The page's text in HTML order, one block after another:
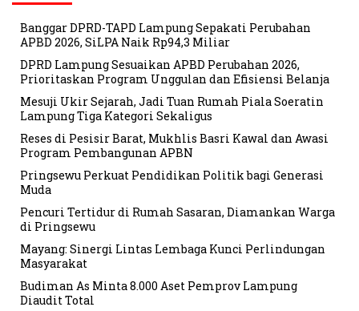
Banggar DPRD-TAPD Lampung Sepakati Perubahan
APBD 2026, SiLPA Naik Rp94,3 Miliar
DPRD Lampung Sesuaikan APBD Perubahan 2026,
Prioritaskan Program Unggulan dan Efisiensi Belanja
Mesuji Ukir Sejarah, Jadi Tuan Rumah Piala Soeratin
Lampung Tiga Kategori Sekaligus
Reses di Pesisir Barat, Mukhlis Basri Kawal dan Awasi
Program Pembangunan APBN
Pringsewu Perkuat Pendidikan Politik bagi Generasi
Muda
Pencuri Tertidur di Rumah Sasaran, Diamankan Warga
di Pringsewu
Mayang: Sinergi Lintas Lembaga Kunci Perlindungan
Masyarakat
Budiman As Minta 8.000 Aset Pemprov Lampung
Diaudit Total